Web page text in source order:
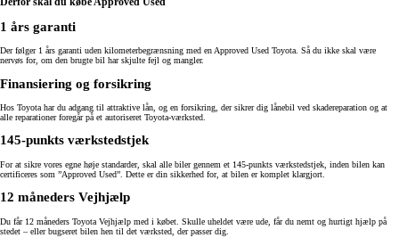
Derfor skal du købe Approved Used
1 års garanti
Der følger 1 års garanti uden kilometerbegrænsning med en Approved Used Toyota. Så du ikke skal være
nervøs for, om den brugte bil har skjulte fejl og mangler.
Finansiering og forsikring
Hos Toyota har du adgang til attraktive lån, og en forsikring, der sikrer dig lånebil ved skadereparation og at
alle reparationer foregår på et autoriseret Toyota-værksted.
145-punkts værkstedstjek
For at sikre vores egne høje standarder, skal alle biler gennem et 145-punkts værkstedstjek, inden bilen kan
certificeres som ”Approved Used”. Dette er din sikkerhed for, at bilen er komplet klargjort.
12 måneders Vejhjælp
Du får 12 måneders Toyota Vejhjælp med i købet. Skulle uheldet være ude, får du nemt og hurtigt hjælp på
stedet – eller bugseret bilen hen til det værksted, der passer dig.